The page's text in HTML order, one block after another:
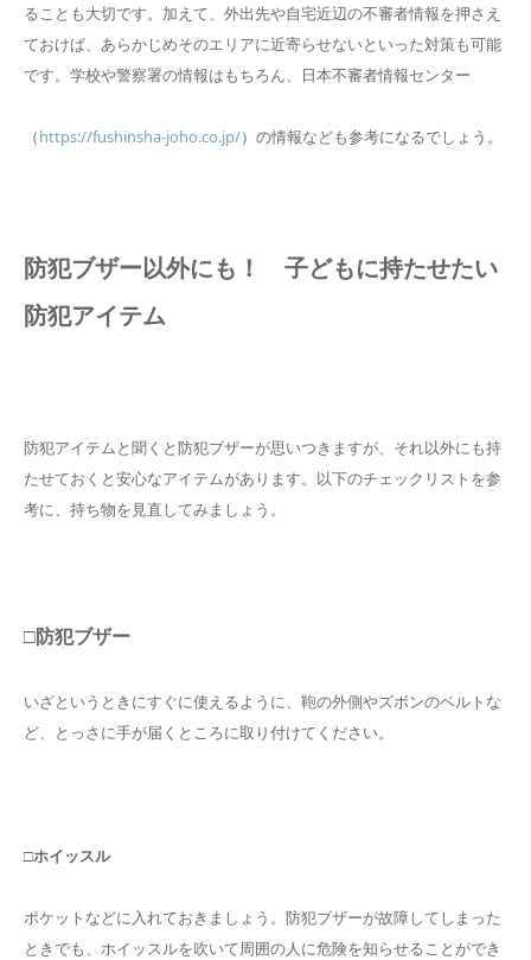
ることも大切です。加えて、外出先や自宅近辺の不審者情報を押さえ
ておけば、あらかじめそのエリアに近寄らせないといった対策も可能
です。学校や警察署の情報はもちろん、日本不審者情報センター
（https://fushinsha-joho.co.jp/）の情報なども参考になるでしょう。
防犯ブザー以外にも！ 子どもに持たせたい
防犯アイテム
防犯アイテムと聞くと防犯ブザーが思いつきますが、それ以外にも持
たせておくと安心なアイテムがあります。以下のチェックリストを参
考に、持ち物を見直してみましょう。
□防犯ブザー
いざというときにすぐに使えるように、鞄の外側やズボンのベルトな
ど、とっさに手が届くところに取り付けてください。
□ホイッスル
ポケットなどに入れておきましょう。防犯ブザーが故障してしまった
ときでも、ホイッスルを吹いて周囲の人に危険を知らせることができ